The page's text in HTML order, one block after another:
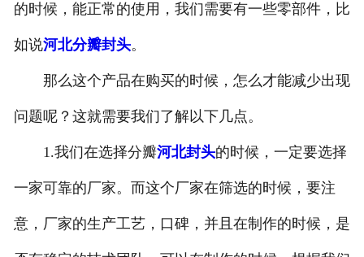
的时候，能正常的使用，我们需要有一些零部件，比
如说河北分瓣封头。
那么这个产品在购买的时候，怎么才能减少出现
问题呢？这就需要我们了解以下几点。
1.我们在选择分瓣河北封头的时候，一定要选择
一家可靠的厂家。而这个厂家在筛选的时候，要注
意，厂家的生产工艺，口碑，并且在制作的时候，是